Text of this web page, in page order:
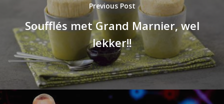
Previous Post
Soufflés met Grand Marnier, wel
lekker!!